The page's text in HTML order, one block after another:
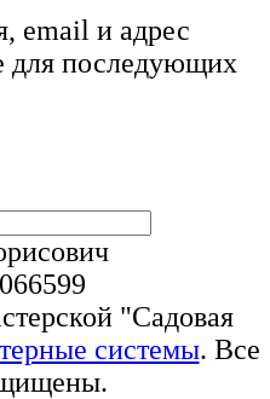
email и адрес
для последующих
"Садовая
системы. Все